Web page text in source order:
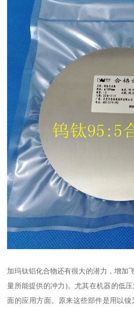
加玛钛铝化合物还有很大的潜力，增加
量所能提供的冲力)。尤其在机器的低
面的应用方面。原来这些部件是用以